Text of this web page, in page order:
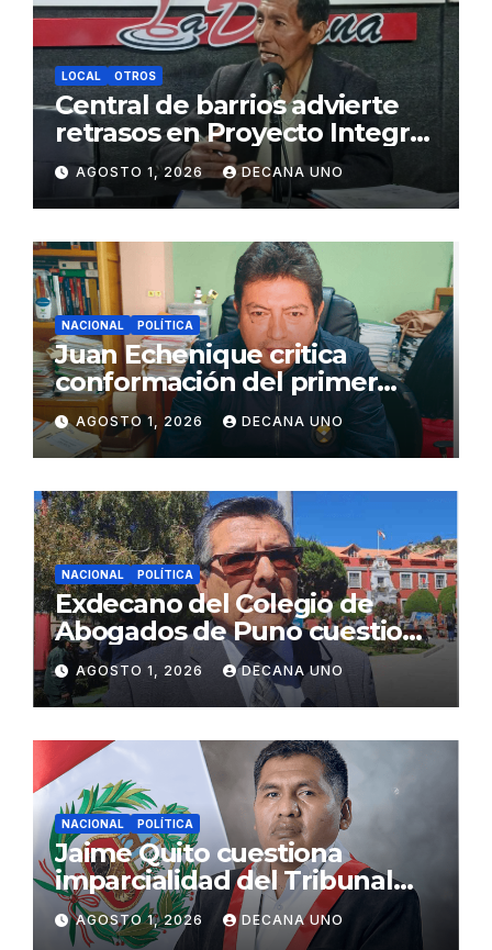
LOCAL OTROS
Central de barrios advierte
retrasos en Proyecto Integral
de Agua y Alcantarillado para
Juliaca
AGOSTO 1, 2026 DECANA UNO
NACIONAL POLÍTICA
Juan Echenique critica
conformación del primer
gabinete ministerial de Keiko
Fujimori
AGOSTO 1, 2026 DECANA UNO
NACIONAL POLÍTICA
Exdecano del Colegio de
Abogados de Puno cuestiona
propuestas sobre seguridad
ciudadana
AGOSTO 1, 2026 DECANA UNO
NACIONAL POLÍTICA
Jaime Quito cuestiona
imparcialidad del Tribunal
Constitucional tras liberación
de Ollanta Humala
AGOSTO 1, 2026 DECANA UNO